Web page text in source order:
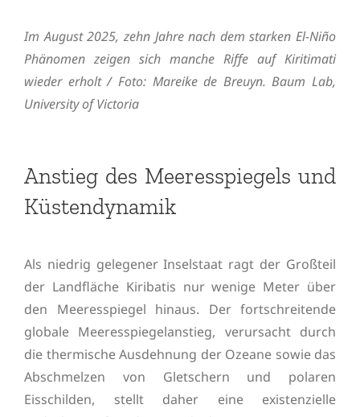
Im August 2025, zehn Jahre nach dem starken El-Niño
Phänomen zeigen sich manche Riffe auf Kiritimati
wieder erholt / Foto: Mareike de Breuyn. Baum Lab,
University of Victoria
Anstieg des Meeresspiegels und
Küstendynamik
Als niedrig gelegener Inselstaat ragt der Großteil
der Landfläche Kiribatis nur wenige Meter über
den Meeresspiegel hinaus. Der fortschreitende
globale Meeresspiegelanstieg, verursacht durch
die thermische Ausdehnung der Ozeane sowie das
Abschmelzen von Gletschern und polaren
Eisschilden, stellt daher eine existenzielle